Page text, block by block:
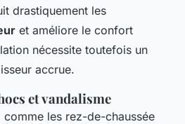
drastiquement les
et améliore le confort
nécessite toutefois un
accrue.
et vandalisme
comme les rez-de-chaussée